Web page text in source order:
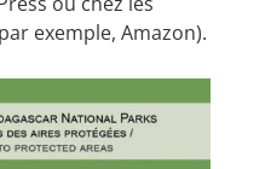
exemple, Amazon).